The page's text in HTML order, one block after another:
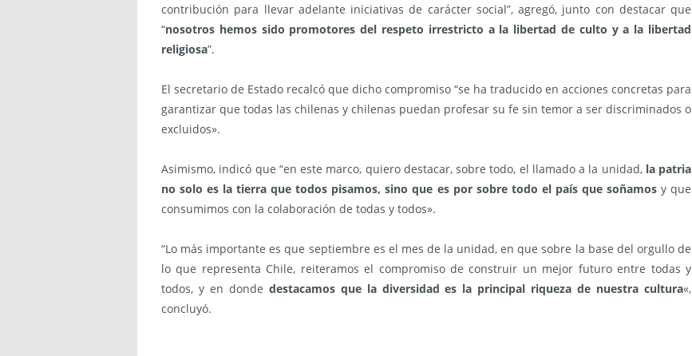
contribución para llevar adelante iniciativas de carácter social”, agregó, junto con destacar que
“nosotros hemos sido promotores del respeto irrestricto a la libertad de culto y a la libertad
religiosa”.
El secretario de Estado recalcó que dicho compromiso “se ha traducido en acciones concretas para
garantizar que todas las chilenas y chilenas puedan profesar su fe sin temor a ser discriminados o
excluidos».
Asimismo, indicó que “en este marco, quiero destacar, sobre todo, el llamado a la unidad, la patria
no solo es la tierra que todos pisamos, sino que es por sobre todo el país que soñamosy que
consumimos con la colaboración de todas y todos».
“Lo más importante es que septiembre es el mes de la unidad, en que sobre la base del orgullo de
lo que representa Chile, reiteramos el compromiso de construir un mejor futuro entre todas y
todos, y en donde destacamos que la diversidad es la principal riqueza de nuestra cultura«,
concluyó.